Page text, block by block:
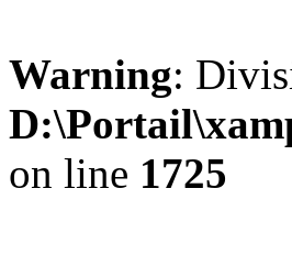
Warning:
on line 1725